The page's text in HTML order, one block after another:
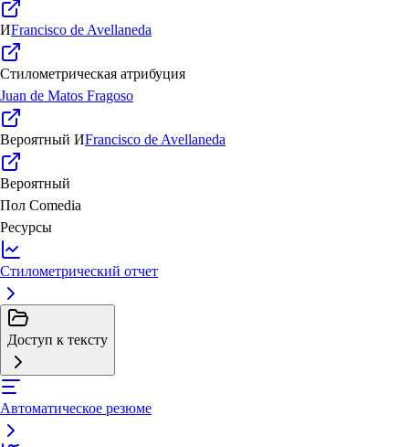
ИFrancisco de Avellaneda
Стилометрическая атрибуция
Juan de Matos Fragoso
Вероятный ИFrancisco de Avellaneda
Вероятный
Пол Comedia
Ресурсы
Стилометрический отчет
Доступ к тексту
Автоматическое резюме